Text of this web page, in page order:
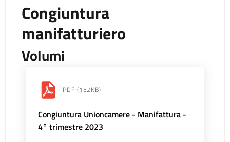
Congiuntura
manifatturiero
Volumi
PDF (152KB)
Congiuntura Unioncamere - Manifattura -
4° trimestre 2023